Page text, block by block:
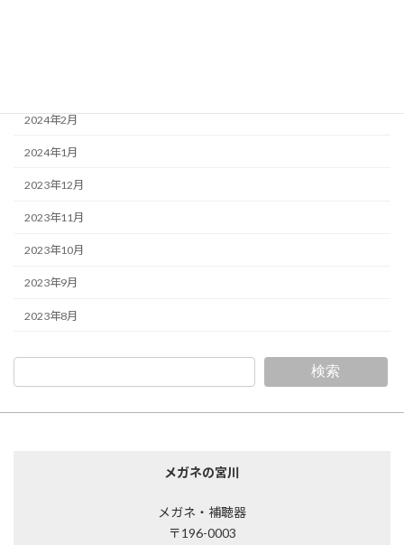
2024年2月
2024年1月
2023年12月
2023年11月
2023年10月
2023年9月
2023年8月
検索
メガネの宮川
メガネ・補聴器
〒196-0003